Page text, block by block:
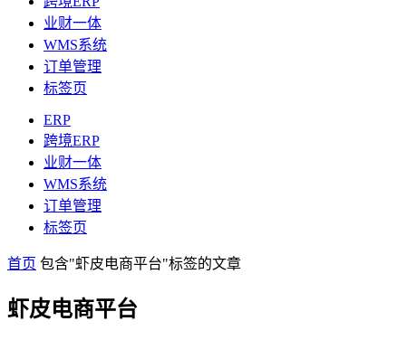
业财一体
WMS系统
订单管理
标签页
ERP
跨境ERP
业财一体
WMS系统
订单管理
标签页
首页 包含"虾皮电商平台"标签的文章
虾皮电商平台